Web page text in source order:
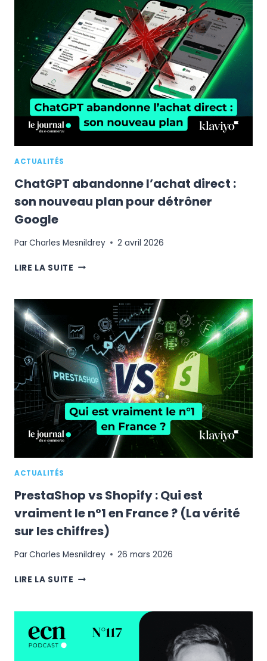
POURQUOI
LA
MARQUE
DEVIENT
UNE
PLATEFORME
SPORT
ACTUALITÉS
ChatGPT abandonne l’achat direct :
son nouveau plan pour détrôner
Google
ParCharles Mesnildrey 2 avril 2026
LIRE LA SUITE CHATGPT
DIRECT
SON
NOUVEAU
PLAN
POUR
DÉTRÔNER
GOOGLE
ACTUALITÉS
PrestaShop vs Shopify : Qui est
vraiment le n°1 en France ? (La vérité
sur les chiffres)
ParCharles Mesnildrey 26 mars 2026
LIRE LA SUITE PRESTASHOP
: